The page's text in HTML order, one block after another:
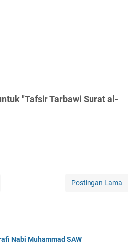
"Tafsir Tarbawi Surat al-
Postingan Lama
Nabi Muhammad SAW